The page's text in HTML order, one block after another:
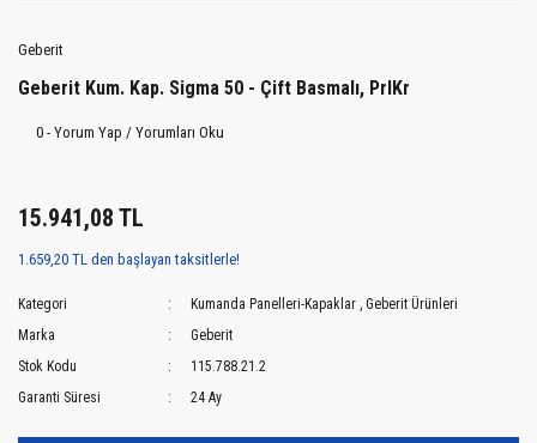
Geberit
Geberit Kum. Kap. Sigma 50 - Çift Basmalı, PrlKr
0 - Yorum Yap / Yorumları Oku
15.941,08 TL
1.659,20 TL den başlayan taksitlerle!
Kategori Kumanda Panelleri-Kapaklar ,Geberit Ürünleri
Marka
Geberit
Stok Kodu
115.788.21.2
Garanti Süresi
24 Ay